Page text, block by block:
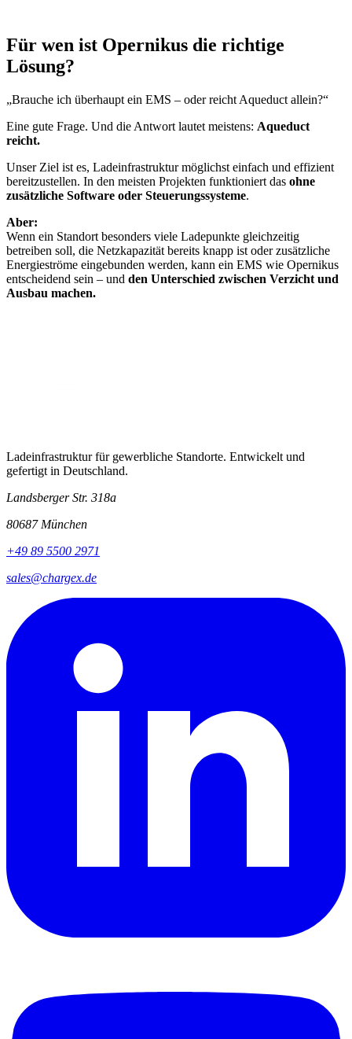
Für wen ist Opernikus die richtige
Lösung?
„Brauche ich überhaupt ein EMS – oder reicht Aqueduct allein?“
Eine gute Frage. Und die Antwort lautet meistens: Aqueduct
reicht.
Unser Ziel ist es, Ladeinfrastruktur möglichst einfach und effizient
bereitzustellen. In den meisten Projekten funktioniert das ohne
zusätzliche Software oder Steuerungssysteme.
Aber:
Wenn ein Standort besonders viele Ladepunkte gleichzeitig
betreiben soll, die Netzkapazität bereits knapp ist oder zusätzliche
Energieströme eingebunden werden, kann ein EMS wie Opernikus
entscheidend sein – und den Unterschied zwischen Verzicht und
Ausbau machen.
Ladeinfrastruktur für gewerbliche Standorte. Entwickelt und
gefertigt in Deutschland.
Landsberger Str. 318a
80687 München
+49 89 5500 2971
sales@chargex.de